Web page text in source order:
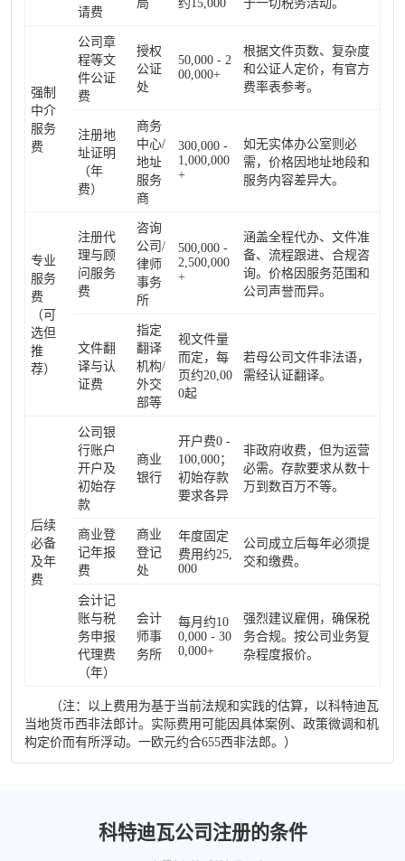
请费
局
约15,000
于一切税务活动。
强制
中介
服务
费
公司章
程等文
件公证
费
授权
公证
处
50,000 - 2
00,000+
根据文件页数、复杂度
和公证人定价，有官方
费率表参考。
注册地
址证明
（年
费）
商务
中心/
地址
服务
商
300,000 -
1,000,000
+
如无实体办公室则必
需，价格因地址地段和
服务内容差异大。
专业
服务
费
（可
选但
推
荐）
注册代
理与顾
问服务
费
咨询
公司/
律师
事务
所
500,000 -
2,500,000
+
涵盖全程代办、文件准
备、流程跟进、合规咨
询。价格因服务范围和
公司声誉而异。
文件翻
译与认
证费
指定
翻译
机构/
外交
部等
视文件量
而定，每
页约20,00
0起
若母公司文件非法语，
需经认证翻译。
后续
必备
及年
费
公司银
行账户
开户及
初始存
款
商业
银行
开户费0 -
100,000；
初始存款
要求各异
非政府收费，但为运营
必需。存款要求从数十
万到数百万不等。
商业登
记年报
费
商业
登记
处
年度固定
费用约25,
000
公司成立后每年必须提
交和缴费。
会计记
账与税
务申报
代理费
（年）
会计
师事
务所
每月约10
0,000 - 30
0,000+
强烈建议雇佣，确保税
务合规。按公司业务复
杂程度报价。
（注：以上费用为基于当前法规和实践的估算，以科特迪瓦
当地货币西非法郎计。实际费用可能因具体案例、政策微调和机
构定价而有所浮动。一欧元约合655西非法郎。）
科特迪瓦公司注册的条件